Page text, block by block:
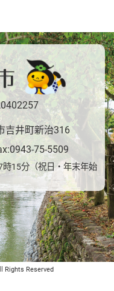
吉井町新治316
75-5509
15分（祝日・年末年始
Rights Reserved